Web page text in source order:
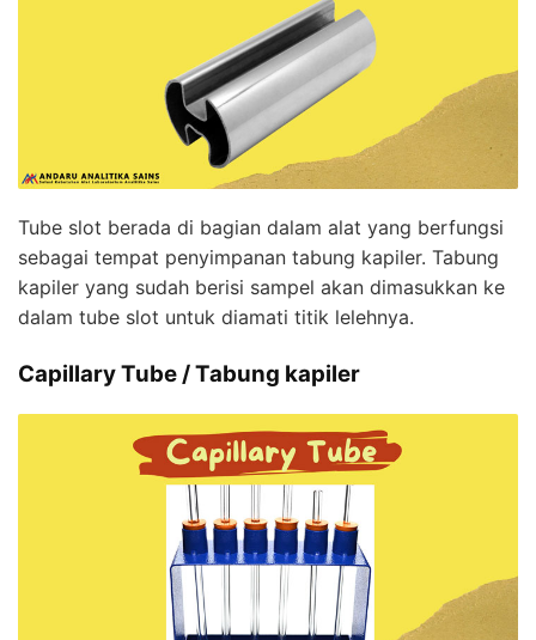
Tube slot berada di bagian dalam alat yang berfungsi
sebagai tempat penyimpanan tabung kapiler. Tabung
kapiler yang sudah berisi sampel akan dimasukkan ke
dalam tube slot untuk diamati titik lelehnya.
Capillary Tube / Tabung kapiler